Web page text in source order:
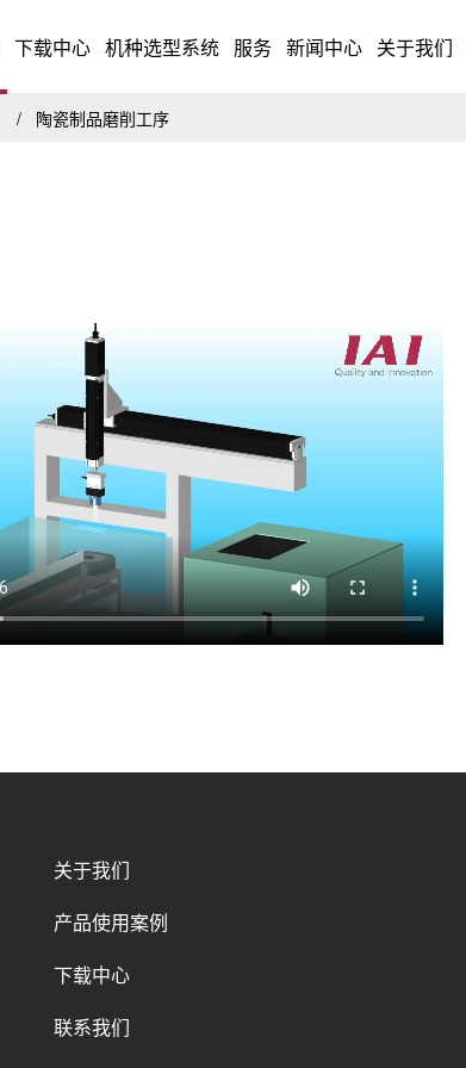
下载中心 机种选型系统 服务 新闻中心 关于我们
陶瓷制品磨削工序
关于我们
产品使用案例
下载中心
联系我们